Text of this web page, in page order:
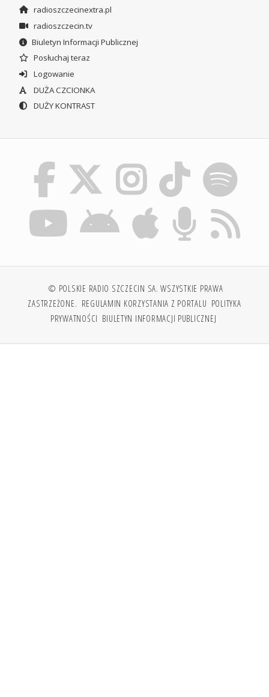
radioszczecinextra.pl
radioszczecin.tv
Biuletyn Informacji Publicznej
Posłuchaj teraz
Logowanie
DUŻA CZCIONKA
DUŻY KONTRAST
© POLSKIE RADIO SZCZECIN SA. WSZYSTKIE PRAWA
ZASTRZEŻONE. REGULAMIN KORZYSTANIA Z PORTALU POLITYKA
PRYWATNOŚCI BIULETYN INFORMACJI PUBLICZNEJ